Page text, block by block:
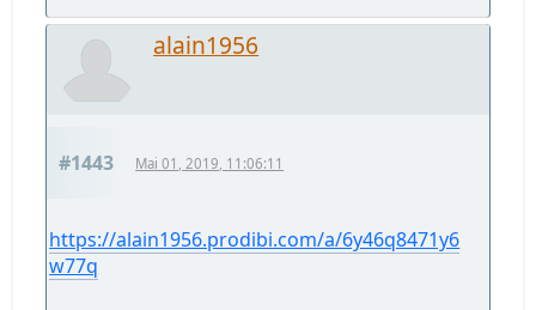
alain1956
#1443 Mai 01, 2019, 11:06:11
https://alain1956.prodibi.com/a/6y46q8471y6
w77q